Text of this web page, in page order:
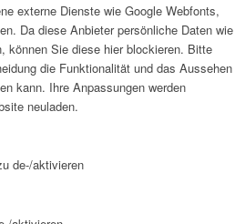
externe Dienste wie Google Webfonts,
Da diese Anbieter persönliche Daten wie
können Sie diese hier blockieren. Bitte
die Funktionalität und das Aussehen
kann. Ihre Anpassungen werden
neuladen.
de-/aktivieren